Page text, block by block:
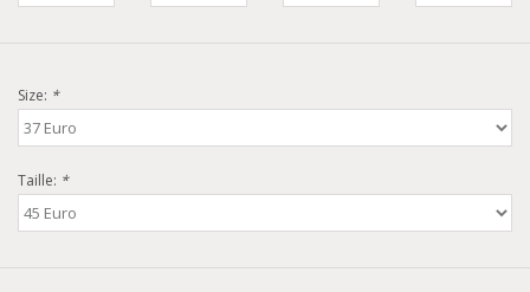
Size: *
Taille: *